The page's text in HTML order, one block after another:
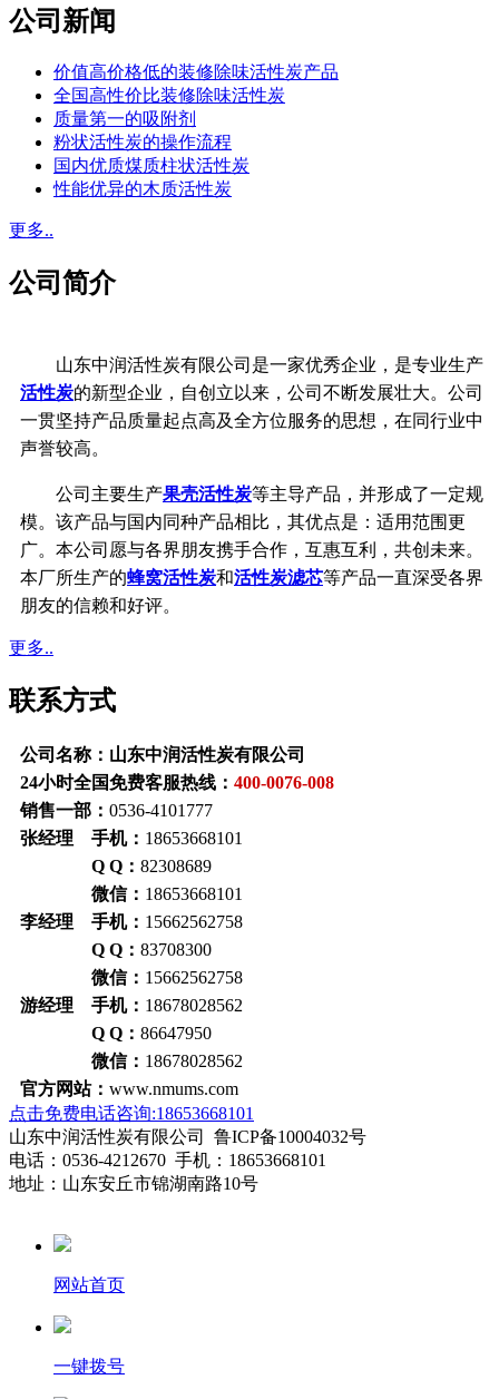
公司新闻
价值高价格低的装修除味活性炭产品
全国高性价比装修除味活性炭
质量第一的吸附剂
粉状活性炭的操作流程
国内优质煤质柱状活性炭
性能优异的木质活性炭
更多..
公司简介
山东中润活性炭有限公司是一家优秀企业，是专业生产
活性炭的新型企业，自创立以来，公司不断发展壮大。公司
一贯坚持产品质量起点高及全方位服务的思想，在同行业中
声誉较高。
公司主要生产果壳活性炭等主导产品，并形成了一定规
模。该产品与国内同种产品相比，其优点是：适用范围更
广。本公司愿与各界朋友携手合作，互惠互利，共创未来。
本厂所生产的蜂窝活性炭和活性炭滤芯等产品一直深受各界
朋友的信赖和好评。
更多..
联系方式
公司名称：山东中润活性炭有限公司
24小时全国免费客服热线： 400-0076-008
销售一部： 0536-4101777
张经理 手机： 18653668101
Q Q： 82308689
微信： 18653668101
李经理 手机： 15662562758
Q Q： 83708300
微信： 15662562758
游经理 手机： 18678028562
Q Q： 86647950
微信： 18678028562
官方网站： www.nmums.com
点击免费电话咨询:18653668101
山东中润活性炭有限公司 鲁ICP备10004032号
电话：0536-4212670 手机：18653668101
地址：山东安丘市锦湖南路10号
网站首页
一键拨号